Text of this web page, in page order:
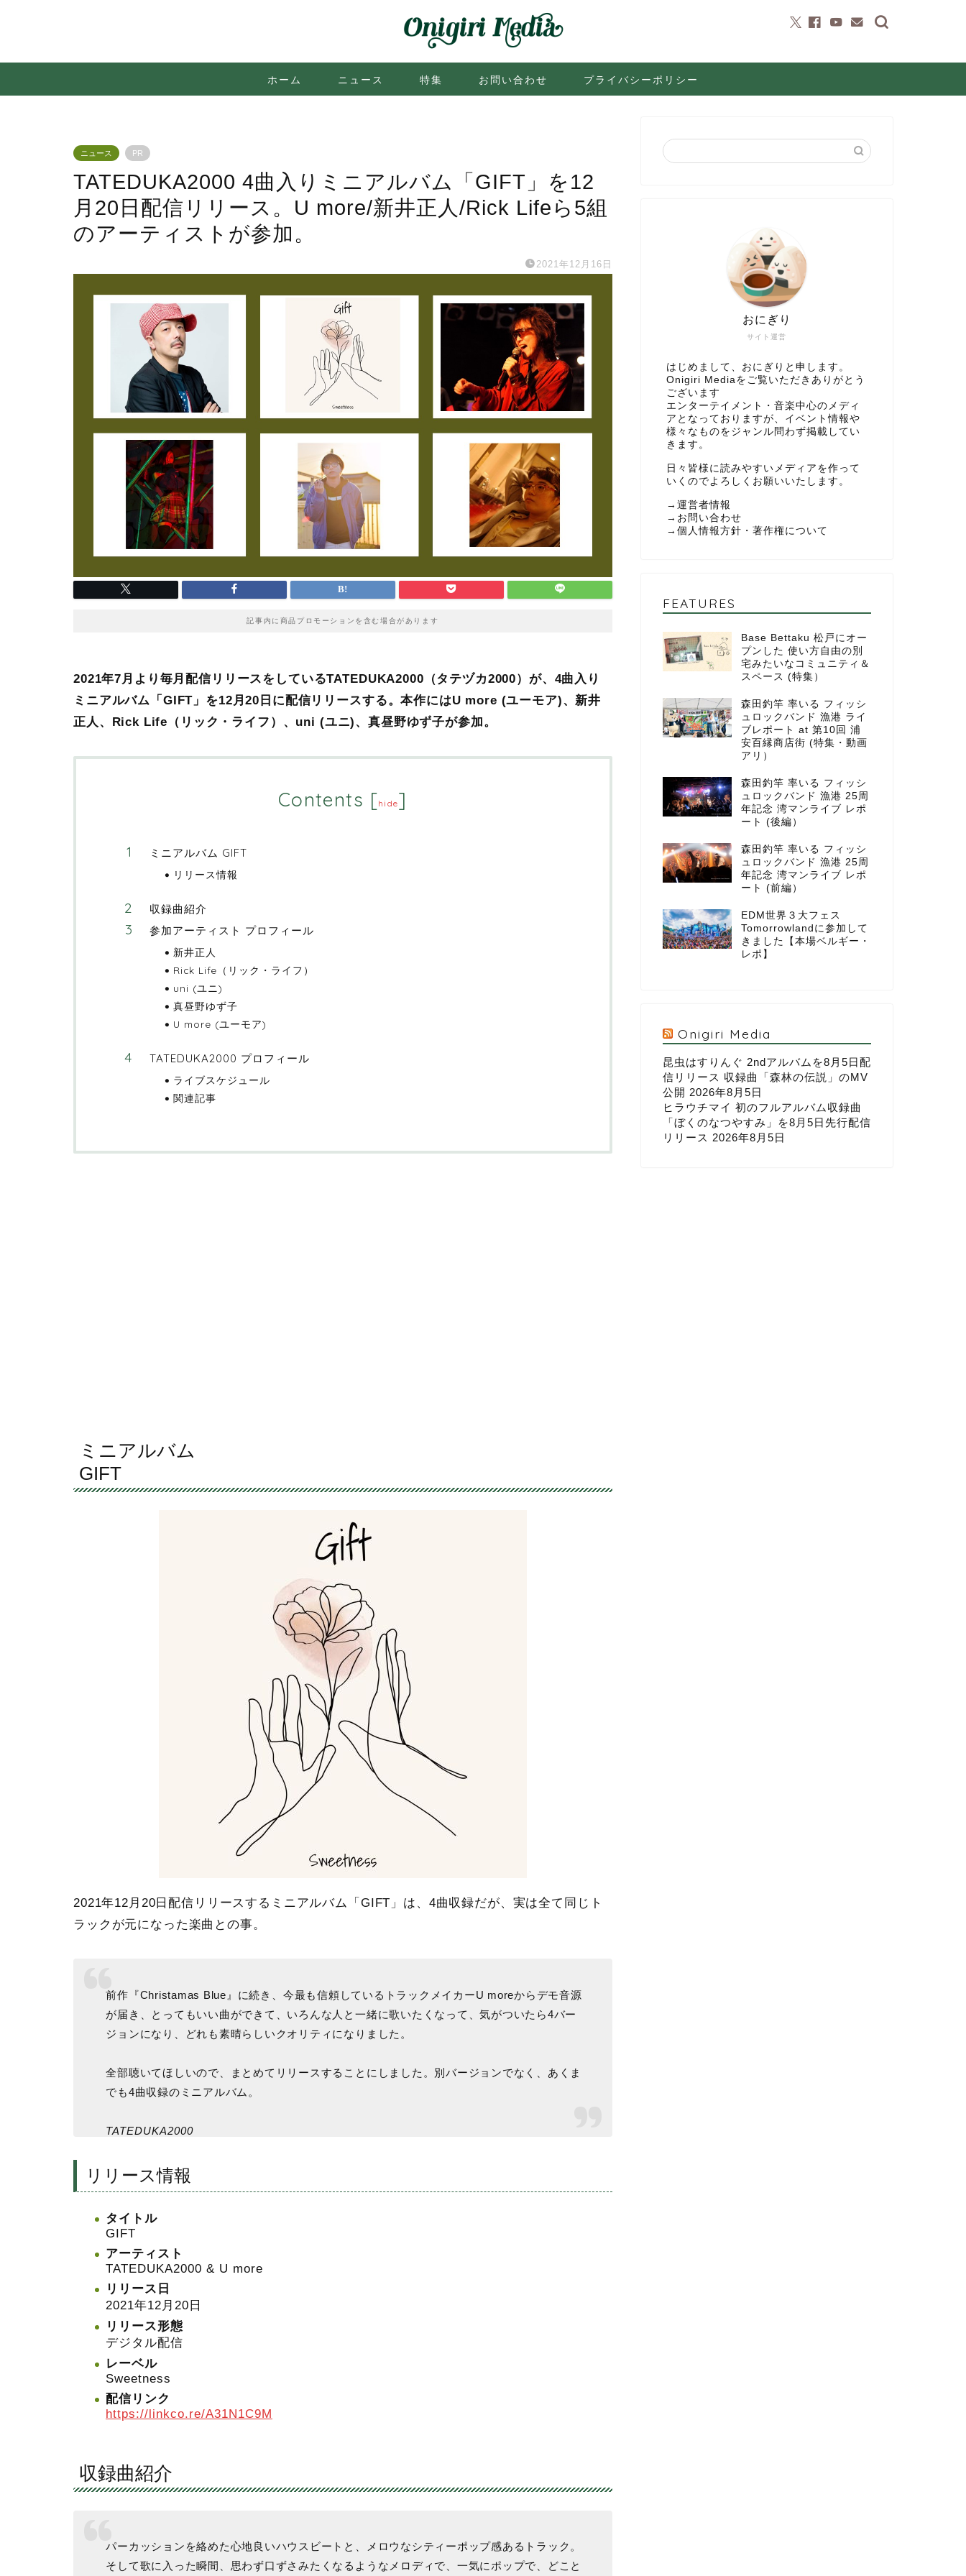
ホーム ニュース 特集 お問い合わせ プライバシーポリシー
ニュース PR
TATEDUKA2000 4曲入りミニアルバム「GIFT」を12
月20日配信リリース。U more/新井正人/Rick Lifeら5組
のアーティストが参加。
2021年12月16日
記事内に商品プロモーションを含む場合があります
2021年7月より毎月配信リリースをしているTATEDUKA2000（タテヅカ2000）が、4曲入り
ミニアルバム「GIFT」を12月20日に配信リリースする。本作にはU more (ユーモア)、新井
正人、Rick Life（リック・ライフ）、uni (ユニ)、真昼野ゆず子が参加。
Contents [hide]
ミニアルバム GIFT
リリース情報
収録曲紹介
参加アーティスト プロフィール
新井正人
Rick Life（リック・ライフ）
uni (ユニ)
真昼野ゆず子
U more (ユーモア)
TATEDUKA2000 プロフィール
ライブスケジュール
関連記事
ミニアルバム
GIFT
2021年12月20日配信リリースするミニアルバム「GIFT」は、4曲収録だが、実は全て同じト
ラックが元になった楽曲との事。
前作『Christamas Blue』に続き、今最も信頼しているトラックメイカーU moreからデモ音源
が届き、とってもいい曲ができて、いろんな人と一緒に歌いたくなって、気がついたら4バー
ジョンになり、どれも素晴らしいクオリティになりました。
全部聴いてほしいので、まとめてリリースすることにしました。別バージョンでなく、あくま
でも4曲収録のミニアルバム。
TATEDUKA2000
リリース情報
タイトル
GIFT
アーティスト
TATEDUKA2000 & U more
リリース日
2021年12月20日
リリース形態
デジタル配信
レーベル
Sweetness
配信リンク
https://linkco.re/A31N1C9M
収録曲紹介
パーカッションを絡めた心地良いハウスビートと、メロウなシティーポップ感あるトラック。
そして歌に入った瞬間、思わず口ずさみたくなるようなメロディで、一気にポップで、どこと
サイト運営
おにぎり
はじめまして、おにぎりと申します。
Onigiri Mediaをご覧いただきありがとう
ございます
エンターテイメント・音楽中心のメディ
アとなっておりますが、イベント情報や
様々なものをジャンル問わず掲載してい
きます。
日々皆様に読みやすいメディアを作って
いくのでよろしくお願いいたします。
→ 運営者情報
→ お問い合わせ
→ 個人情報方針・著作権について
FEATURES
Base Bettaku 松戸にオー
プンした 使い方自由の別
宅みたいなコミュニティ＆
スペース (特集）
森田釣竿 率いる フィッシ
ュロックバンド 漁港 ライ
ブレポート at 第10回 浦
安百縁商店街 (特集・動画
アリ）
森田釣竿 率いる フィッシ
ュロックバンド 漁港 25周
年記念 湾マンライブ レポ
ート (後編）
森田釣竿 率いる フィッシ
ュロックバンド 漁港 25周
年記念 湾マンライブ レポ
ート (前編）
EDM世界３大フェス
Tomorrowlandに参加して
きました【本場ベルギー・
レポ】
Onigiri Media
昆虫はすりんぐ 2ndアルバムを8月5日配
信リリース 収録曲「森林の伝説」のMV
公開 2026年8月5日
ヒラウチマイ 初のフルアルバム収録曲
「ぼくのなつやすみ」を8月5日先行配信
リリース 2026年8月5日